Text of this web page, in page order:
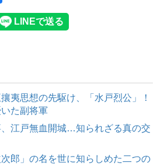
夷思想の先駆け、「水戸烈公」！
た副将軍
江戸無血開城…知られざる真の交
郎」の名を世に知らしめた二つの